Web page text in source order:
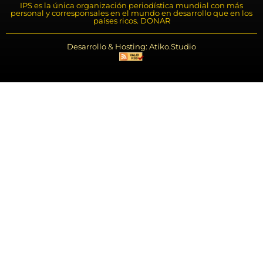
IPS es la única organización periodística mundial con más
personal y corresponsales en el mundo en desarrollo que en los
países ricos. DONAR
Desarrollo & Hosting: Atiko.Studio